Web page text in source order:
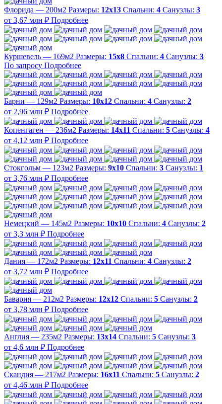
Флорида — 200м2 Размеры: 12х13 Спальни: 4 Санузлы: 3
от 3,67 млн ₽ Подробнее
Куршевель — 169м2 Размеры: 15х8 Спальни: 4 Санузлы: 3
По запросу Подробнее
Барни — 129м2 Размеры: 10х12 Спальни: 4 Санузлы: 2
от 2,96 млн ₽ Подробнее
Копенгаген — 236м2 Размеры: 14х11 Спальни: 5 Санузлы: 4
от 4,12 млн ₽ Подробнее
Стокгольм — 123м2 Размеры: 9х10 Спальни: 3 Санузлы: 1
от 3,76 млн ₽ Подробнее
Немецкий — 145м2 Размеры: 10х10 Спальни: 4 Санузлы: 2
от 3,3 млн ₽ Подробнее
Дания — 172м2 Размеры: 12х11 Спальни: 4 Санузлы: 2
от 3,72 млн ₽ Подробнее
Бавария — 212м2 Размеры: 12х12 Спальни: 5 Санузлы: 2
от 3,78 млн ₽ Подробнее
Англия — 235м2 Размеры: 13х14 Спальни: 5 Санузлы: 3
от 4,6 млн ₽ Подробнее
Скандия — 217м2 Размеры: 16х11 Спальни: 5 Санузлы: 2
от 4,46 млн ₽ Подробнее